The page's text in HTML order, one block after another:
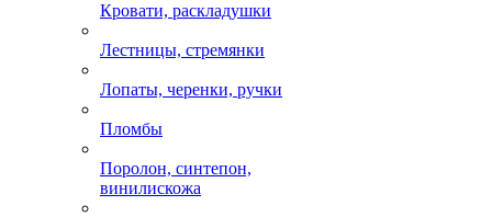
Кровати, раскладушки
Лестницы, стремянки
Лопаты, черенки, ручки
Пломбы
Поролон, синтепон,
винилискожа